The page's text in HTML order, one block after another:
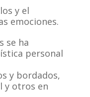
y el
emociones.
se ha
personal
y bordados,
y otros en